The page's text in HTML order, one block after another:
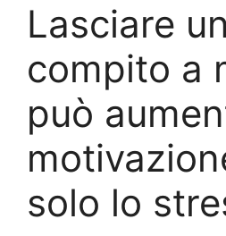
Lasciare un
compito a
può
solo lo